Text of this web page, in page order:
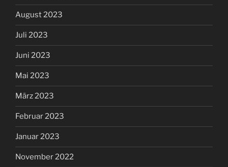
August 2023
Juli 2023
Juni 2023
Mai 2023
März 2023
Februar 2023
Januar 2023
November 2022